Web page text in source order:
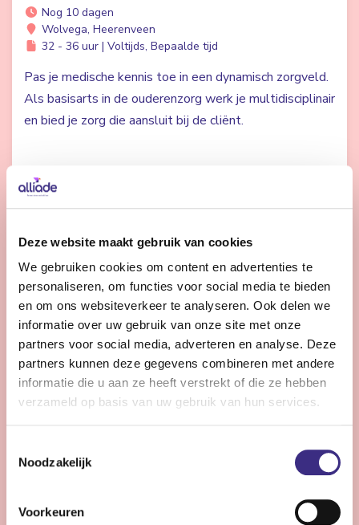
Deze website maakt gebruik van cookies
We gebruiken cookies om content en advertenties te
personaliseren, om functies voor social media te bieden
en om ons websiteverkeer te analyseren. Ook delen we
informatie over uw gebruik van onze site met onze
partners voor social media, adverteren en analyse. Deze
partners kunnen deze gegevens combineren met andere
informatie die u aan ze heeft verstrekt of die ze hebben
verzameld op basis van uw gebruik van hun services.
Noodzakelijk
Voorkeuren
Nog 10 dagen
Wolvega, Heerenveen
32 - 36 uur | Voltijds, Bepaalde tijd
Pas je medische kennis toe in een dynamisch zorgveld.
Als basisarts in de ouderenzorg werk je multidisciplinair
en bied je zorg die aansluit bij de cliënt.
Gedragskundige jeugdzorg
Nog 10 dagen
Friesland
24 - 36 uur | Deeltijds, Onbepaalde tijd
Wil jij jouw expertise inzetten voor kinderen en
jongeren (0-18 jr) met een licht verstandelijke
beperking? Versterk ons team en draag bij aan hun zorg
Bekijk vacature